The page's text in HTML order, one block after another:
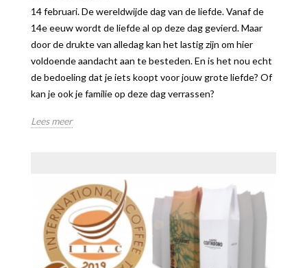
14 februari. De wereldwijde dag van de liefde. Vanaf de
14e eeuw wordt de liefde al op deze dag gevierd. Maar
door de drukte van alledag kan het lastig zijn om hier
voldoende aandacht aan te besteden. En is het nou echt
de bedoeling dat je iets koopt voor jouw grote liefde? Of
kan je ook je familie op deze dag verrassen?
Lees meer